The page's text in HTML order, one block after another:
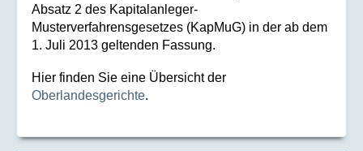
Absatz 2 des Kapitalanleger-
Musterverfahrensgesetzes (KapMuG) in der ab dem
1. Juli 2013 geltenden Fassung.
Hier finden Sie eine Übersicht der
Oberlandesgerichte.